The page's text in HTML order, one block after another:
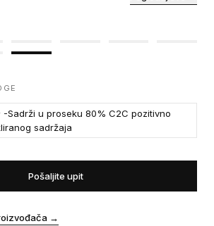
-Sadrži u proseku 80% C2C pozitivno
sadržaja
Pošaljite upit
→